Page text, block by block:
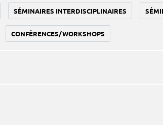
SÉMINAIRES INTERDISCIPLINAIRES
CONFÉRENCES/WORKSHOPS